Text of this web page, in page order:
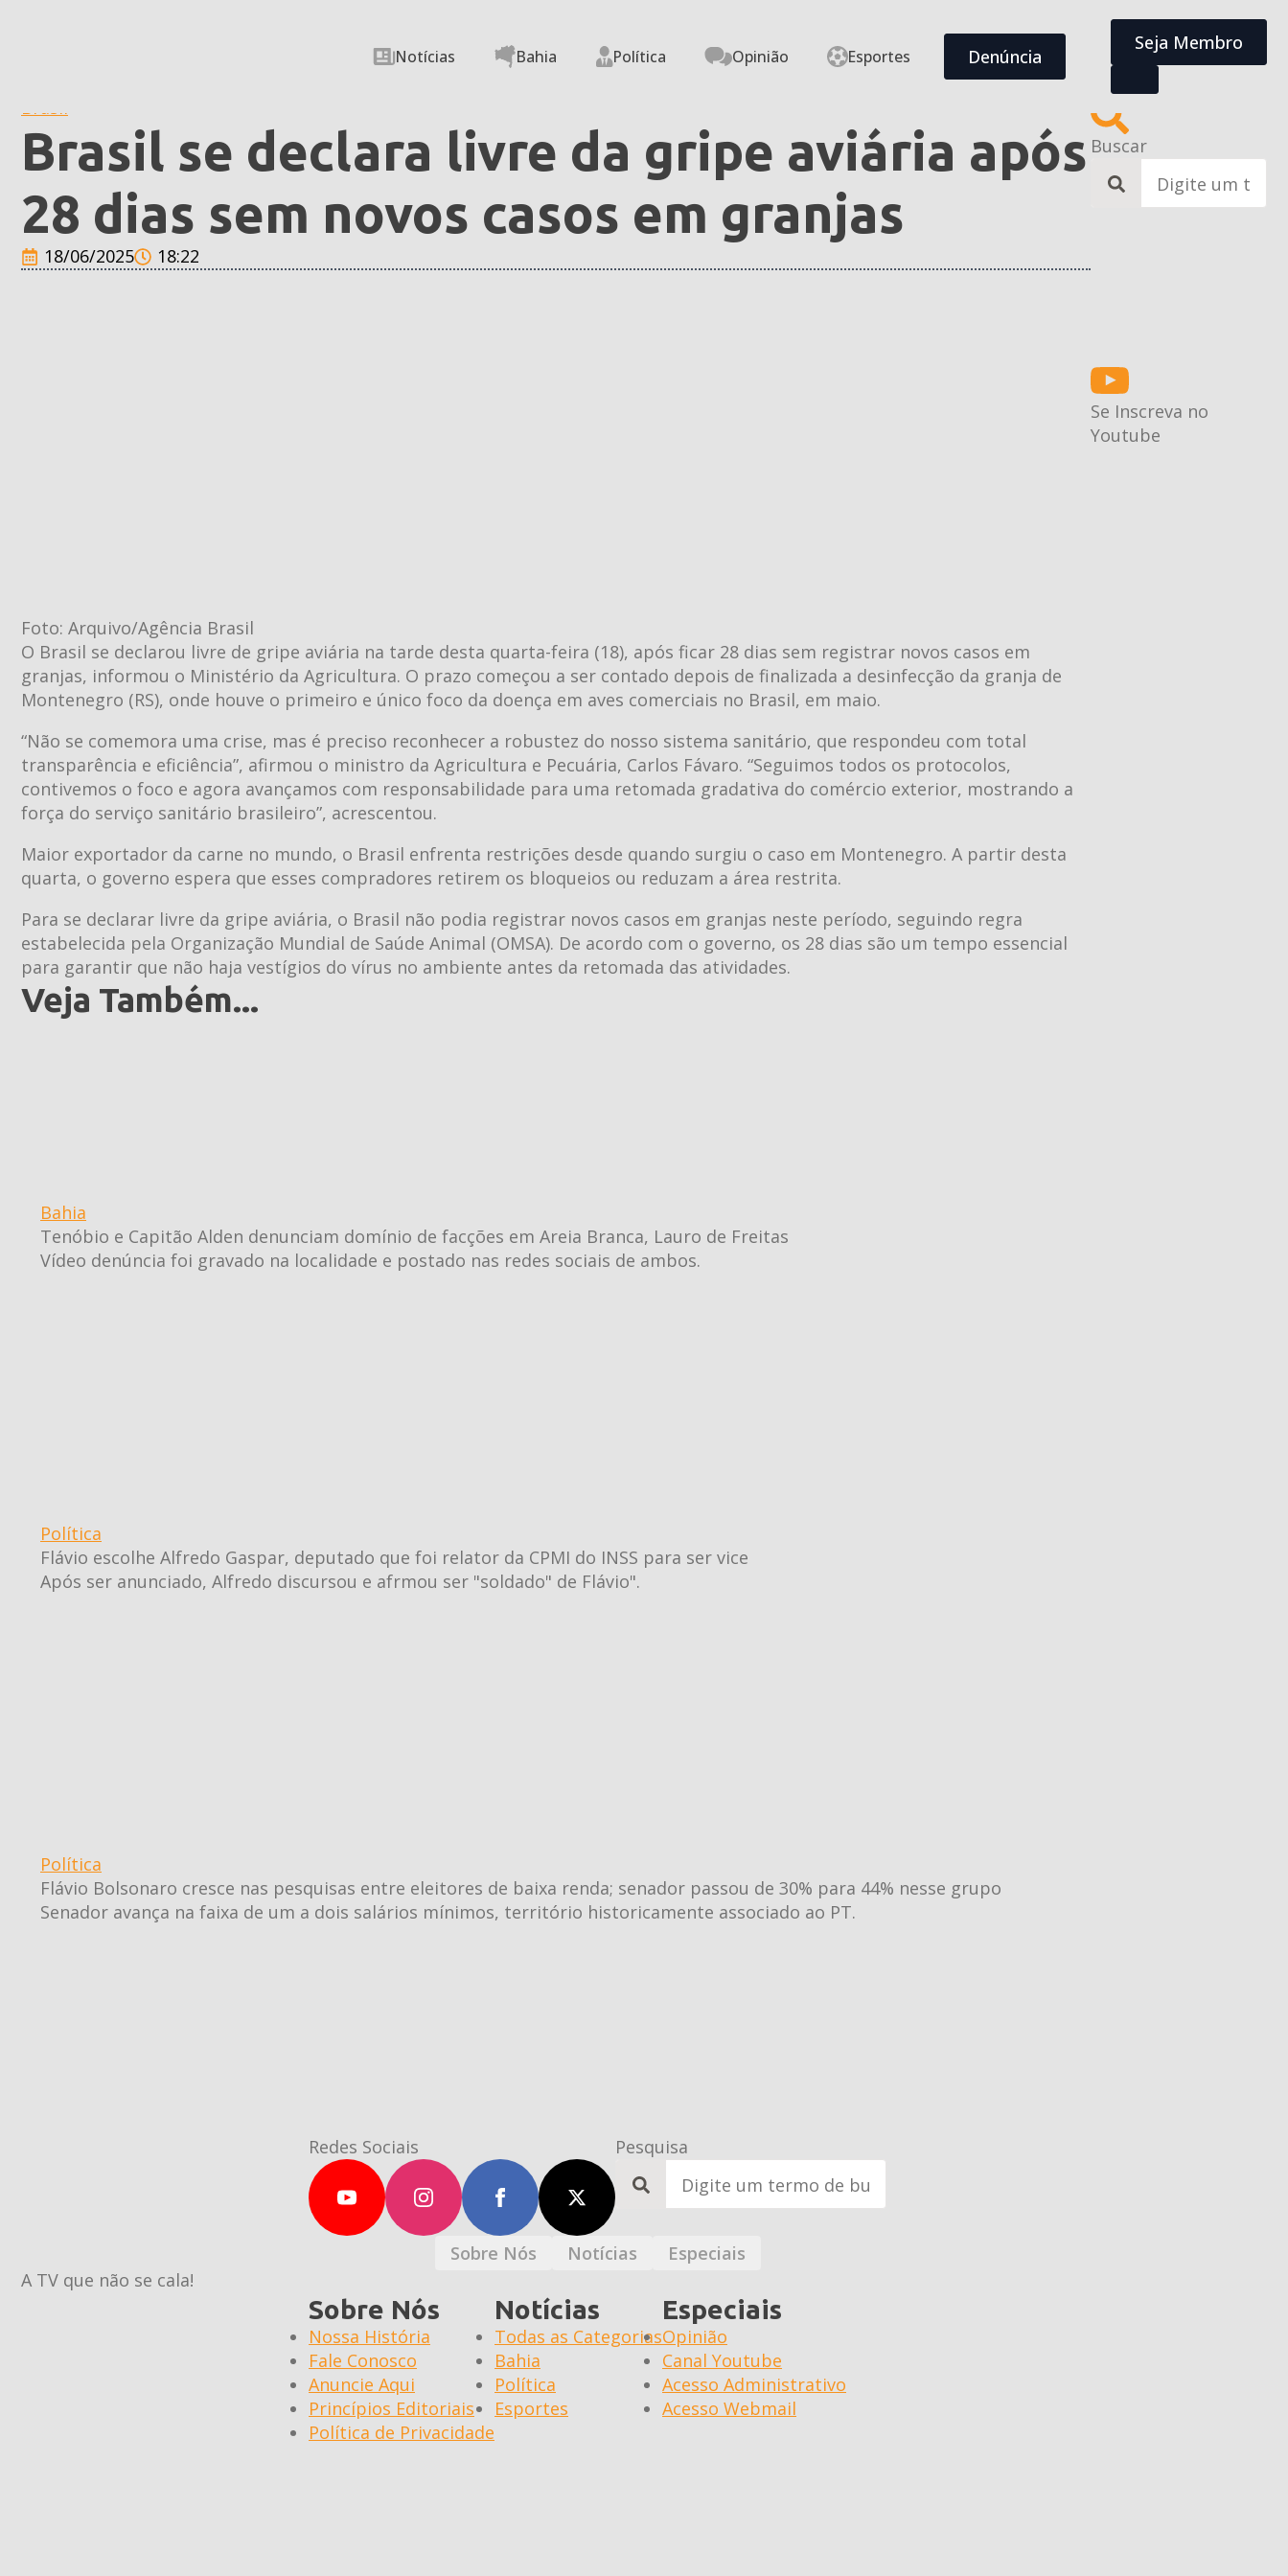
Notícias Bahia Política Opinião Esportes Denúncia
Seja Membro
Brasil
Brasil se declara livre da gripe aviária após
28 dias sem novos casos em granjas
18/06/2025 18:22
Foto: Arquivo/Agência Brasil
O Brasil se declarou livre de gripe aviária na tarde desta quarta-feira (18), após ficar 28 dias sem registrar novos casos em
granjas, informou o Ministério da Agricultura. O prazo começou a ser contado depois de finalizada a desinfecção da granja de
Montenegro (RS), onde houve o primeiro e único foco da doença em aves comerciais no Brasil, em maio.
“Não se comemora uma crise, mas é preciso reconhecer a robustez do nosso sistema sanitário, que respondeu com total
transparência e eficiência”, afirmou o ministro da Agricultura e Pecuária, Carlos Fávaro. “Seguimos todos os protocolos,
contivemos o foco e agora avançamos com responsabilidade para uma retomada gradativa do comércio exterior, mostrando a
força do serviço sanitário brasileiro”, acrescentou.
Maior exportador da carne no mundo, o Brasil enfrenta restrições desde quando surgiu o caso em Montenegro. A partir desta
quarta, o governo espera que esses compradores retirem os bloqueios ou reduzam a área restrita.
Para se declarar livre da gripe aviária, o Brasil não podia registrar novos casos em granjas neste período, seguindo regra
estabelecida pela Organização Mundial de Saúde Animal (OMSA). De acordo com o governo, os 28 dias são um tempo essencial
para garantir que não haja vestígios do vírus no ambiente antes da retomada das atividades.
Veja Também...
Bahia
Tenóbio e Capitão Alden denunciam domínio de facções em Areia Branca, Lauro de Freitas
Vídeo denúncia foi gravado na localidade e postado nas redes sociais de ambos.
Política
Flávio escolhe Alfredo Gaspar, deputado que foi relator da CPMI do INSS para ser vice
Após ser anunciado, Alfredo discursou e afrmou ser "soldado" de Flávio".
Política
Flávio Bolsonaro cresce nas pesquisas entre eleitores de baixa renda; senador passou de 30% para 44% nesse grupo
Senador avança na faixa de um a dois salários mínimos, território historicamente associado ao PT.
Buscar
Search
for:
Se Inscreva no
Youtube
A TV que não se cala!
Redes Sociais
Pesquisa
Search
for:
Sobre Nós Notícias Especiais
Sobre Nós
Nossa História
Fale Conosco
Anuncie Aqui
Princípios Editoriais
Política de Privacidade
Notícias
Todas as Categorias
Bahia
Política
Esportes
Especiais
Opinião
Canal Youtube
Acesso Administrativo
Acesso Webmail